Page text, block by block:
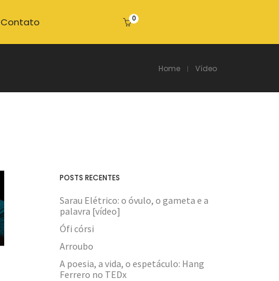
Contato 0
Home Vídeo
POSTS RECENTES
Sarau Elétrico: o óvulo, o gameta e a
palavra [vídeo]
Ófi córsi
Arroubo
A poesia, a vida, o espetáculo: Hang
Ferrero no TEDx